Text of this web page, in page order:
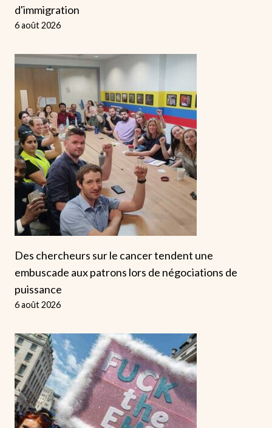
d'immigration
6 août 2026
Des chercheurs sur le cancer tendent une
embuscade aux patrons lors de négociations de
puissance
6 août 2026